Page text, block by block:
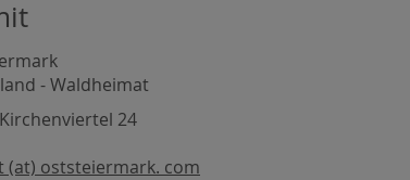
- Waldheimat
24
(at) oststeiermark. com